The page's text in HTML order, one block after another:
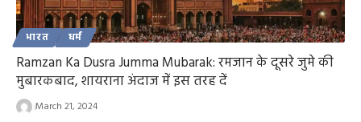
भारत धर्म
Ramzan Ka Dusra Jumma Mubarak: रमजान के दूसरे जुमे की
मुबारकबाद, शायराना अंदाज में इस तरह दें
March 21, 2024